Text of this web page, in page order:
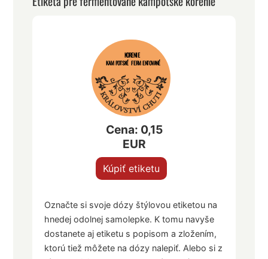
KORENIE
KAMPOTSKÉ FERMENTOVANÉ
Cena: 0,15
EUR
Kúpiť etiketu
Označte si svoje dózy štýlovou etiketou na
hnedej odolnej samolepke. K tomu navyše
dostanete aj etiketu s popisom a zložením,
ktorú tiež môžete na dózy nalepiť. Alebo si z